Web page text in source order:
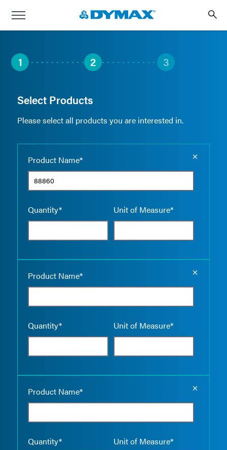
1 2 3
Select Products
Please select all products you are interested in.
Product Name*
Quantity* Unit of Measure*
Product Name*
Quantity* Unit of Measure*
Product Name*
Quantity* Unit of Measure*